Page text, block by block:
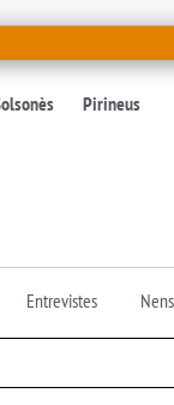
Pirineus
Entrevistes